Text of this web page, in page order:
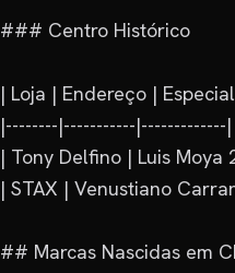
### Centro Histórico
| Loja | Endereço |
|--------|-----------|-------------|
| Tony Delfino | Luis Moya
| STAX | Venustiano
## Marcas Nascidas em